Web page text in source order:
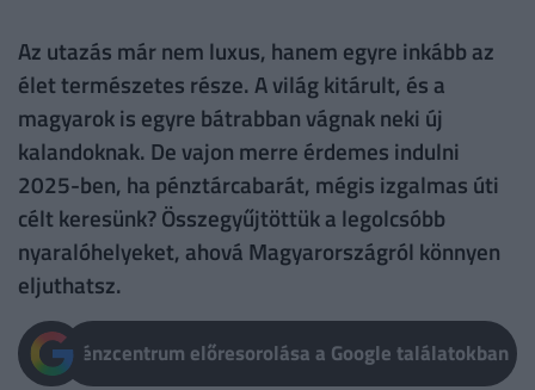
Az utazás már nem luxus, hanem egyre inkább az
élet természetes része. A világ kitárult, és a
magyarok is egyre bátrabban vágnak neki új
kalandoknak. De vajon merre érdemes indulni
2025-ben, ha pénztárcabarát, mégis izgalmas úti
célt keresünk? Összegyűjtöttük a legolcsóbb
nyaralóhelyeket, ahová Magyarországról könnyen
eljuthatsz.
Pénzcentrum előresorolása a Google találatokban